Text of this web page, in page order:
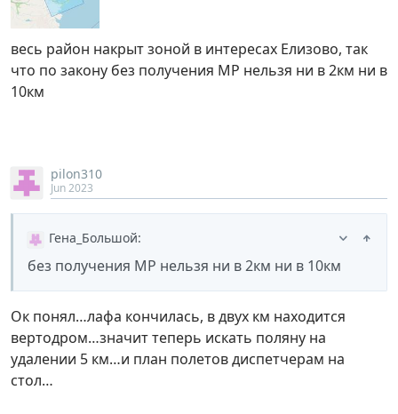
весь район накрыт зоной в интересах Елизово, так
что по закону без получения МР нельзя ни в 2км ни в
10км
pilon310
Jun 2023
Гена_Большой:
без получения МР нельзя ни в 2км ни в 10км
Ок понял…лафа кончилась, в двух км находится
вертодром…значит теперь искать поляну на
удалении 5 км…и план полетов диспетчерам на
стол…